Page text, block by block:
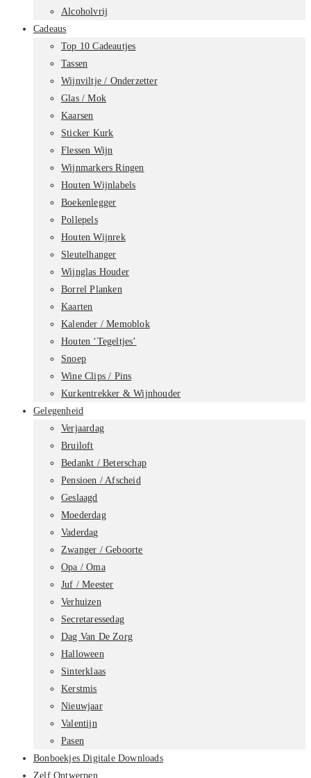
Alcoholvrij
Cadeaus
Top 10 Cadeautjes
Tassen
Wijnviltje / Onderzetter
Glas / Mok
Kaarsen
Sticker Kurk
Flessen Wijn
Wijnmarkers Ringen
Houten Wijnlabels
Boekenlegger
Pollepels
Houten Wijnrek
Sleutelhanger
Wijnglas Houder
Borrel Planken
Kaarten
Kalender / Memoblok
Houten ‘Tegeltjes’
Snoep
Wine Clips / Pins
Kurkentrekker & Wijnhouder
Gelegenheid
Verjaardag
Bruiloft
Bedankt / Beterschap
Pensioen / Afscheid
Geslaagd
Moederdag
Vaderdag
Zwanger / Geboorte
Opa / Oma
Juf / Meester
Verhuizen
Secretaressedag
Dag Van De Zorg
Halloween
Sinterklaas
Kerstmis
Nieuwjaar
Valentijn
Pasen
Bonboekjes Digitale Downloads
Zelf Ontwerpen